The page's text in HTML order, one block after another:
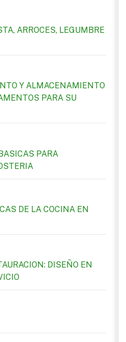
ARROCES, LEGUMBRE
Y ALMACENAMIENTO
PARA SU
PARA
DE LA COCINA EN
DISEÑO EN